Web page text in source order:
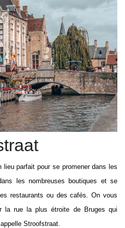
lieu parfait pour se promener dans les
les nombreuses boutiques et se
restaurants ou des cafés. On vous
la rue la plus étroite de Bruges qui
Stroofstraat.